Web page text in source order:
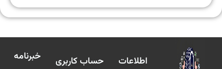
اطلاعات
حساب کاربری
خبرنامه